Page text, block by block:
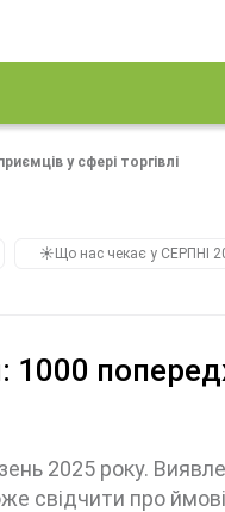
у сфері торгівлі
☀️Що нас чекає у СЕРПНІ
2025 року.
свідчити про